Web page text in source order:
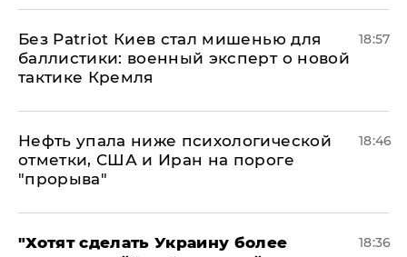
​Без Patriot Киев стал мишенью для
баллистики: военный эксперт о новой
тактике Кремля
18:57
Нефть упала ниже психологической
отметки, США и Иран на пороге
"прорыва"
18:46
​"Хотят сделать Украину более
18:36